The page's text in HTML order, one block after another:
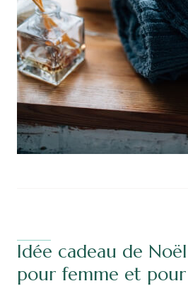
Idée cadeau de
pour femme et